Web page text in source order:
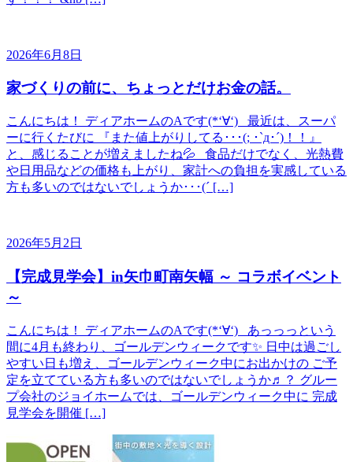
2026年6月8日
家づくりの前に、ちょっとだけお金の話。
こんにちは！ ディアホームのAです(*‘∀‘) 最近は、スーパ
ーに行くたびに 『また値上がりしてる･･･(; ･`д･´)！！』
と、感じることが増えましたね💦 食品だけでなく、光熱費
や日用品などの価格も上がり、家計への負担を実感している
方も多いのではないでしょうか･･･(´ […]
2026年5月2日
【完成見学会】in矢巾町南矢幅 ～ コラボイベント
～
こんにちは！ ディアホームのAです(*‘∀‘) あっっっという
間に4月も終わり、ゴールデンウィークです✨ 日中は過ごし
やすい日も増え、ゴールデンウィーク中にお出かけの ご予
定を立てている方も多いのではないでしょうか♬？ グルー
プ会社のジョイホームでは、ゴールデンウィーク中に 完成
見学会を開催 […]